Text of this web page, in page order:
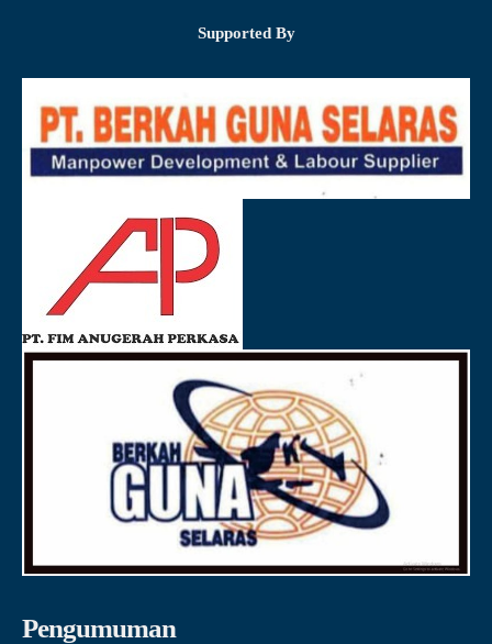
Supported By
Pengumuman